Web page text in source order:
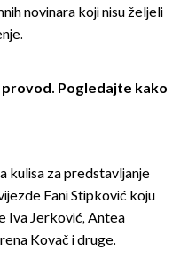
novinara koji nisu željeli
Pogledajte kako
kulisa za predstavljanje
Fani Stipković koju
Iva Jerković, Antea
Kovač i druge.